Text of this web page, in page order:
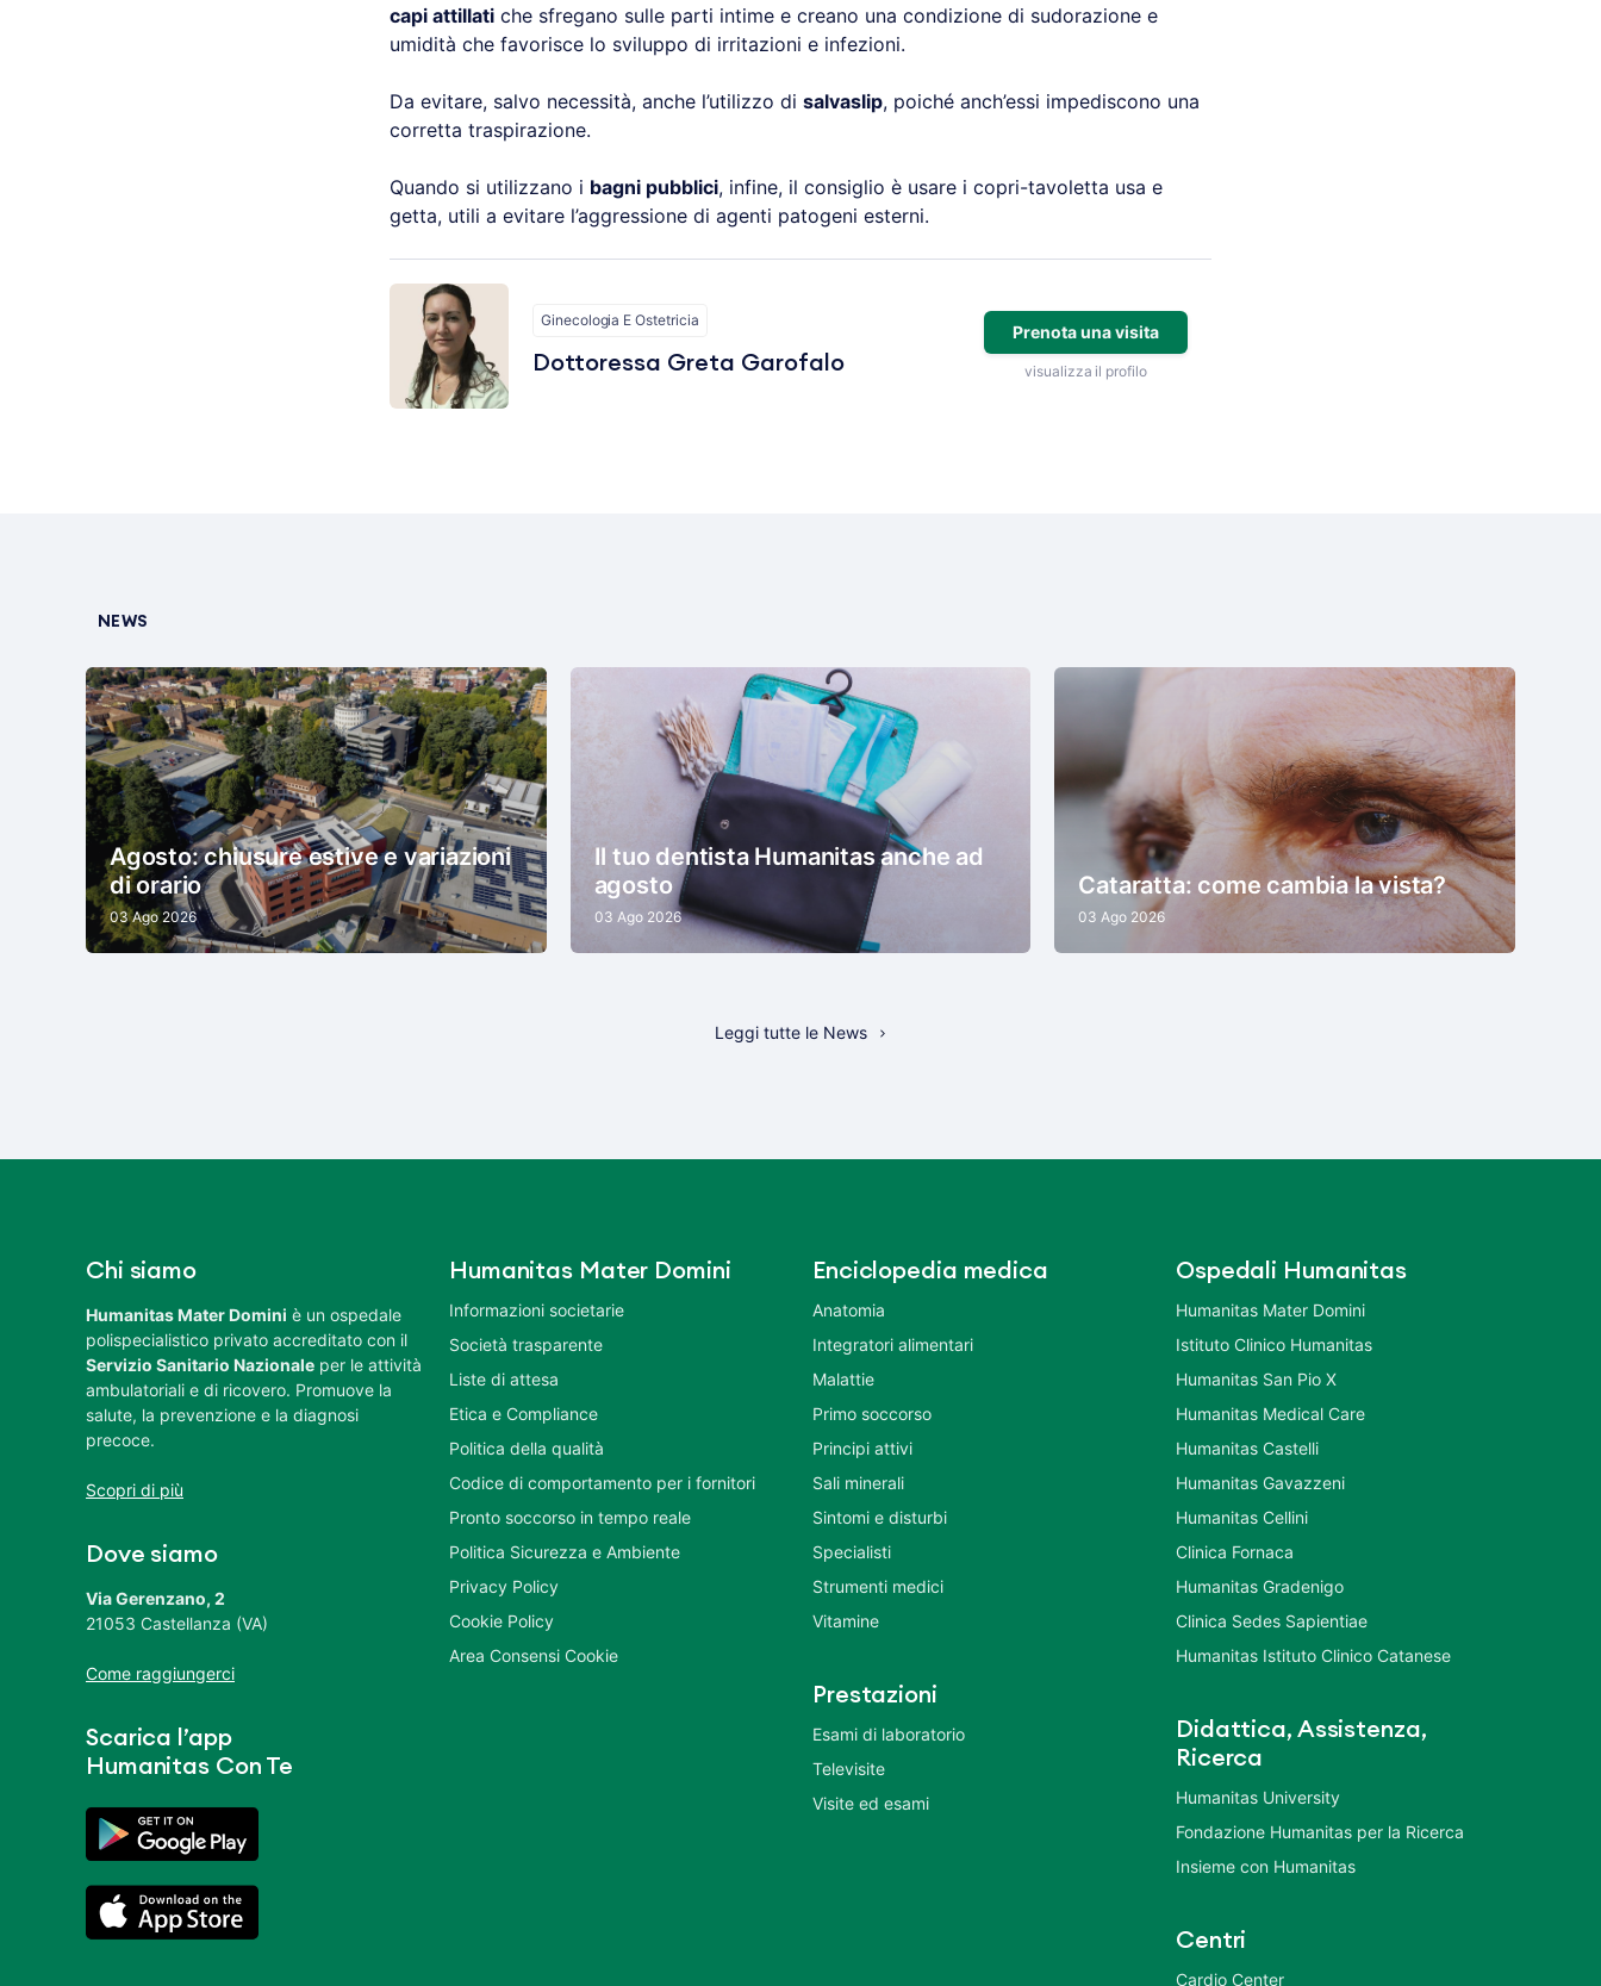
capi attillati che sfregano sulle parti intime e creano una condizione di sudorazione e
umidità che favorisce lo sviluppo di irritazioni e infezioni.
Da evitare, salvo necessità, anche l’utilizzo di salvaslip, poiché anch’essi impediscono una
corretta traspirazione.
Quando si utilizzano i bagni pubblici, infine, il consiglio è usare i copri-tavoletta usa e
getta, utili a evitare l’aggressione di agenti patogeni esterni.
Ginecologia E Ostetricia
Dottoressa Greta Garofalo
Prenota una visita
visualizza il profilo
NEWS
Agosto: chiusure estive e variazioni
di orario
03 Ago 2026
Il tuo dentista Humanitas anche ad
agosto
03 Ago 2026
Cataratta: come cambia la vista?
03 Ago 2026
Leggi tutte le News
Chi siamo
Humanitas Mater Domini è un ospedale
polispecialistico privato accreditato con il
Servizio Sanitario Nazionale per le attività
ambulatoriali e di ricovero. Promuove la
salute, la prevenzione e la diagnosi
precoce.
Scopri di più
Dove siamo
Via Gerenzano, 2
21053 Castellanza (VA)
Come raggiungerci
Scarica l’app
Humanitas Con Te
Humanitas Mater Domini
Informazioni societarie
Società trasparente
Liste di attesa
Etica e Compliance
Politica della qualità
Codice di comportamento per i fornitori
Pronto soccorso in tempo reale
Politica Sicurezza e Ambiente
Privacy Policy
Cookie Policy
Area Consensi Cookie
Enciclopedia medica
Anatomia
Integratori alimentari
Malattie
Primo soccorso
Principi attivi
Sali minerali
Sintomi e disturbi
Specialisti
Strumenti medici
Vitamine
Prestazioni
Esami di laboratorio
Televisite
Visite ed esami
Ospedali Humanitas
Humanitas Mater Domini
Istituto Clinico Humanitas
Humanitas San Pio X
Humanitas Medical Care
Humanitas Castelli
Humanitas Gavazzeni
Humanitas Cellini
Clinica Fornaca
Humanitas Gradenigo
Clinica Sedes Sapientiae
Humanitas Istituto Clinico Catanese
Didattica, Assistenza,
Ricerca
Humanitas University
Fondazione Humanitas per la Ricerca
Insieme con Humanitas
Centri
Cardio Center